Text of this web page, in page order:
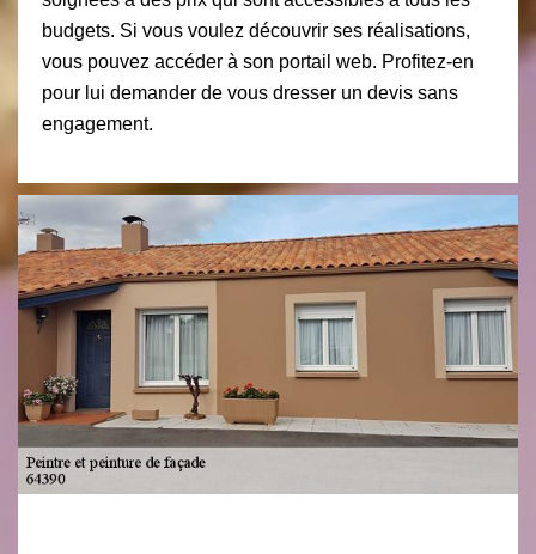
budgets. Si vous voulez découvrir ses réalisations,
vous pouvez accéder à son portail web. Profitez-en
pour lui demander de vous dresser un devis sans
engagement.